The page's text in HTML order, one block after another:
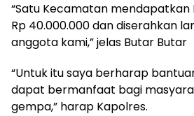
“Satu Kecamatan mendapatkan
Rp 40.000.000 dan diserahkan
anggota kami,” jelas Butar Butar
“Untuk itu saya berharap
dapat bermanfaat bagi
gempa,” harap Kapolres.